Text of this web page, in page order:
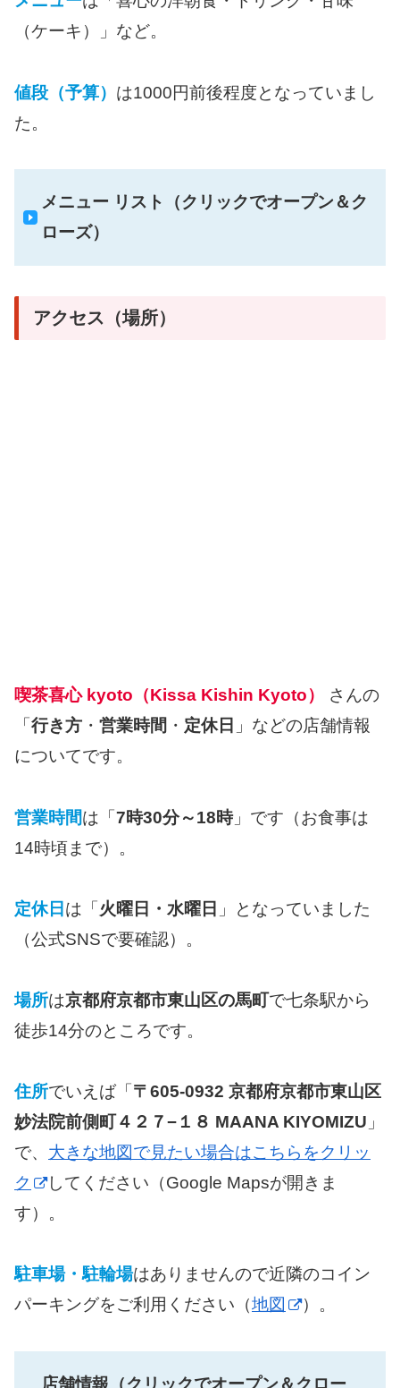
（ケーキ）」など。
値段（予算） は1000円前後程度となっていまし
た。
メニュー リスト（クリックでオープン＆ク
ローズ）
アクセス（場所）
喫茶喜心 kyoto（Kissa Kishin Kyoto）
さんの
「 行き方 ・ 営業時間 ・ 定休日 」などの店舗情報
についてです。
営業時間は「7時30分～18時」です（お食事は
14時頃まで）。
定休日 は「火曜日・水曜日 」となっていました
（公式SNSで要確認）。
場所は京都府京都市東山区の馬町で七条駅から
徒歩14分のところです。
住所でいえば「 〒605-0932 京都府京都市東山区
妙法院前側町４２７−１８ MAANA KIYOMIZU 」
で、 大きな地図で見たい場合はこちらをクリッ
ク
してください（Google Mapsが開きま
す）。
駐車場・駐輪場はありませんので近隣のコイン
パーキングをご利用ください（地図 ）。
店舗情報（クリックでオープン＆クロー